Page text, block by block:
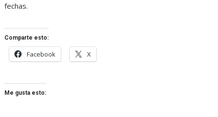
fechas.
Comparte esto:
Facebook X
Me gusta esto: